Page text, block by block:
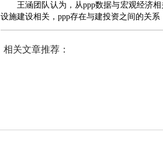
王涵团队认为，从ppp数据与宏观经济
设施建设相关，ppp存在与建投资之间的关
相关文章推荐：